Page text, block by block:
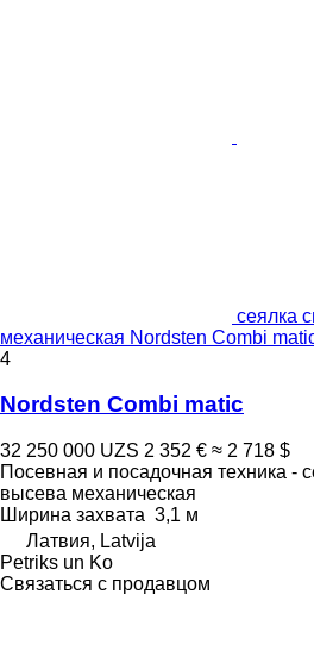
сеялка
механическая Nordsten Combi
4
Nordsten Combi matic
32 250 000 UZS 2 352 € ≈ 2 718 $
Посевная и посадочная техника -
высева механическая
Ширина захвата 3,1 м
Латвия, Latvija
Petriks un Ko
Связаться с продавцом